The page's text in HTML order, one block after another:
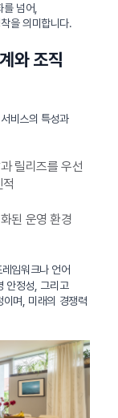
넘어,
을 의미합니다.
와 조직
비스의 특성과
릴리즈를 우선
된 운영 환경
임워크나 언어
안정성, 그리고
며, 미래의 경쟁력